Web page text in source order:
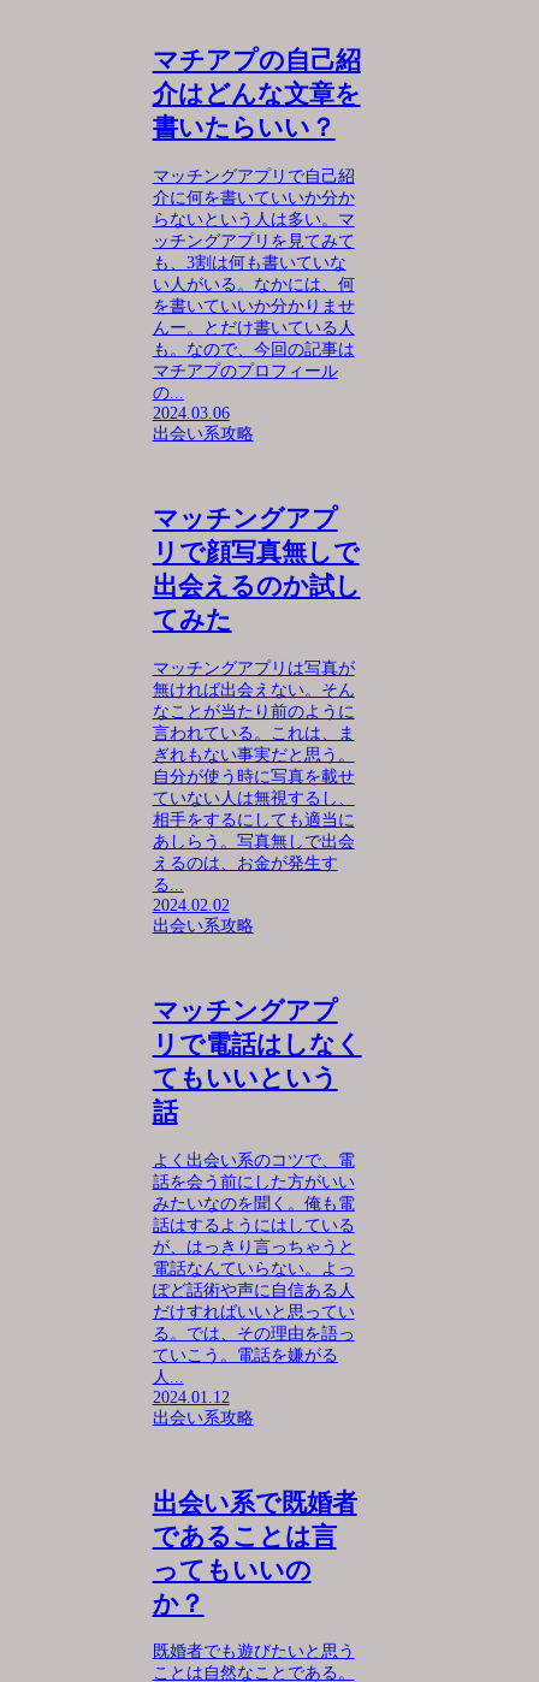
マチアプの自己紹
介はどんな文章を
書いたらいい？
マッチングアプリで自己紹
介に何を書いていいか分か
らないという人は多い。マ
ッチングアプリを見てみて
も、3割は何も書いていな
い人がいる。なかには、何
を書いていいか分かりませ
んー。とだけ書いている人
も。なので、今回の記事は
マチアプのプロフィール
の...
2024.03.06
出会い系攻略
マッチングアプ
リで顔写真無しで
出会えるのか試し
てみた
マッチングアプリは写真が
無ければ出会えない。そん
なことが当たり前のように
言われている。これは、ま
ぎれもない事実だと思う。
自分が使う時に写真を載せ
ていない人は無視するし、
相手をするにしても適当に
あしらう。写真無しで出会
えるのは、お金が発生す
る...
2024.02.02
出会い系攻略
マッチングアプ
リで電話はしなく
てもいいという
話
よく出会い系のコツで、電
話を会う前にした方がいい
みたいなのを聞く。俺も電
話はするようにはしている
が、はっきり言っちゃうと
電話なんていらない。よっ
ぽど話術や声に自信ある人
だけすればいいと思ってい
る。では、その理由を語っ
ていこう。電話を嫌がる
人...
2024.01.12
出会い系攻略
出会い系で既婚者
であることは言
ってもいいの
か？
既婚者でも遊びたいと思う
ことは自然なことである。